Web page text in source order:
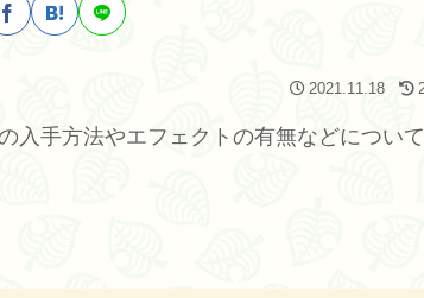
2021.11.18
入手方法やエフェクトの有無などについ